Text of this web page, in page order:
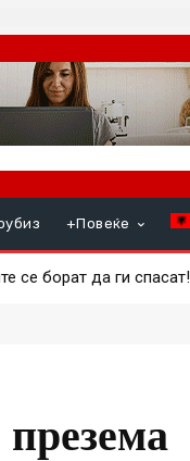
+Повеќе
борат да ги спасат!
друг, повреден член